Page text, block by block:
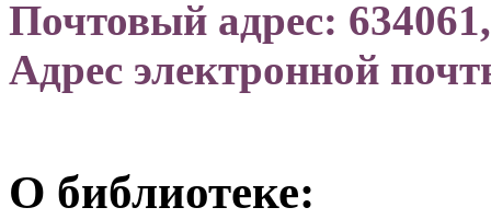
Почтовый адрес:
Адрес электронной
О библиотеке: